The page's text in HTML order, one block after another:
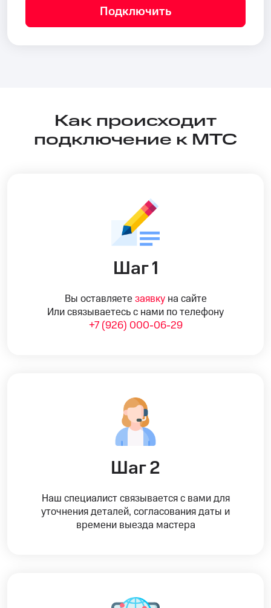
Подключить
Как происходит
подключение к МТС
Шаг 1
Вы оставляете заявкуна сайте
Или связываетесь с нами по телефону
+7 (926) 000-06-29
Шаг 2
Наш специалист связывается с вами для
уточнения деталей, согласования даты и
времени выезда мастера